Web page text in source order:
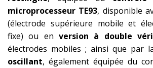
microprocesseur TE93, disponible
(électrode supérieure mobile et
fixe) ou en version à double
électrodes mobiles ; ainsi que par
oscillant, également équipée du